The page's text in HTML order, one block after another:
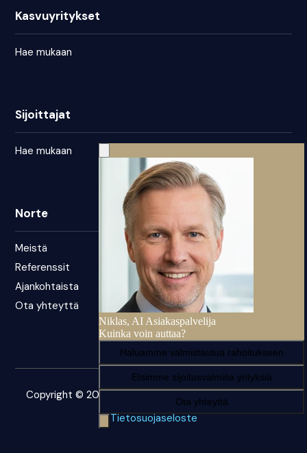
Kasvuyritykset
Hae mukaan
Sijoittajat
Hae mukaan
Norte
Meistä
Referenssit
Ajankohtaista
Ota yhteyttä
Copyright © 2026 – Norte. Kaikki oikeudet pidätetään.
Tietosuojaseloste